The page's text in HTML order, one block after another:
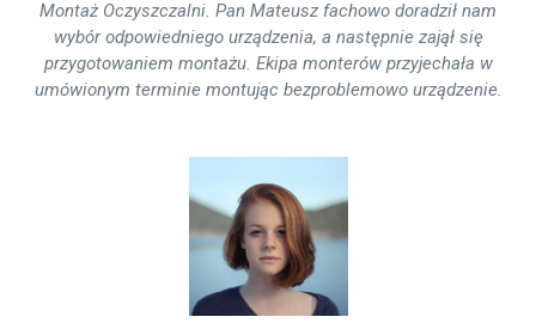
sprawnie - widać, że nie robili tego 1. raz. Polecam innym
współpracę z firmą MontażOczyszczalni.pl
Mariusz Poznań
Montaż Oczyszczalni. Pan Mateusz fachowo doradził nam
wybór odpowiedniego urządzenia, a następnie zajął się
przygotowaniem montażu. Ekipa monterów przyjechała w
umówionym terminie montując bezproblemowo urządzenie.